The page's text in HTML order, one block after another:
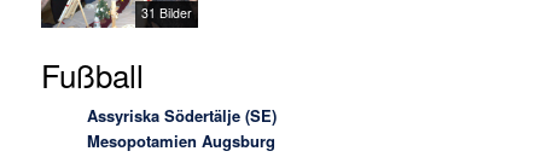
31 Bilder
Fußball
Assyriska Södertälje (SE)
Mesopotamien Augsburg